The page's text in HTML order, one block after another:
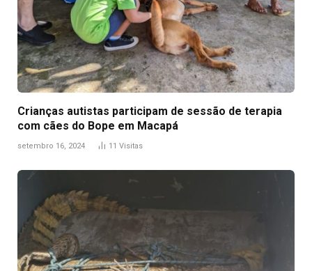
Crianças autistas participam de sessão de terapia
com cães do Bope em Macapá
setembro 16, 2024 11 Visitas